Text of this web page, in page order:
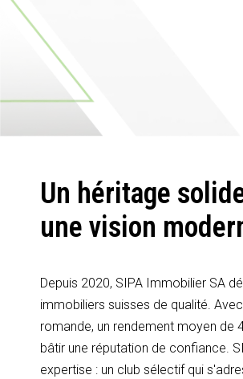
Un héritage
une vision
Depuis 2020, SIPA Immobilier SA
immobiliers suisses de qualité.
romande, un rendement moyen de
bâtir une réputation de confiance.
expertise : un club sélectif qui